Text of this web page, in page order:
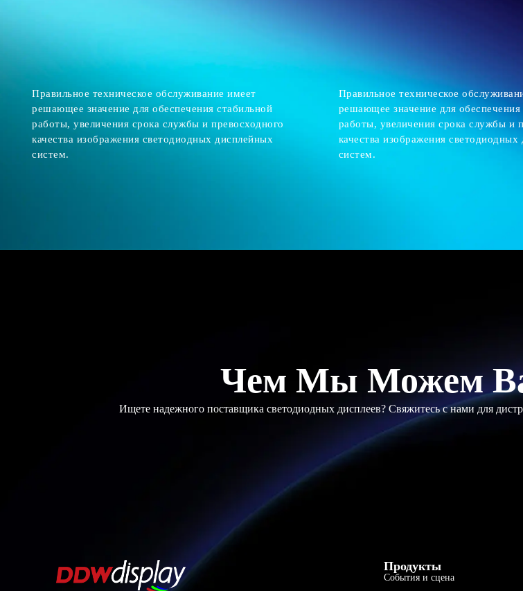
Правильное техническое обслуживание имеет
решающее значение для обеспечения стабильной
работы, увеличения срока службы и превосходного
качества изображения светодиодных дисплейных
систем.
Правильное техническое
решающее значение для обеспечения
работы, увеличения срока службы и
качества изображения светодиодных
систем.
Чем Мы Можем
Ищете надежного поставщика светодиодных дисплеев? Свяжитесь с нами для
Продукты
События и сцена